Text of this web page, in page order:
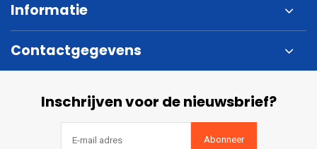
Informatie
Contactgegevens
Inschrijven voor de nieuwsbrief?
Abonneer